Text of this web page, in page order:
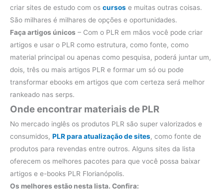
criar sites de estudo com os cursos e muitas outras coisas.
São milhares é milhares de opções e oportunidades.
Faça artigos únicos – Com o PLR em mãos você pode criar
artigos e usar o PLR como estrutura, como fonte, como
material principal ou apenas como pesquisa, poderá juntar um,
dois, três ou mais artigos PLR e formar um só ou pode
transformar ebooks em artigos que com certeza será melhor
rankeado nas serps.
Onde encontrar materiais de PLR
No mercado inglês os produtos PLR são super valorizados e
consumidos, PLR para atualização de sites, como fonte de
produtos para revendas entre outros. Alguns sites da lista
oferecem os melhores pacotes para que você possa baixar
artigos e e-books PLR Florianópolis.
Os melhores estão nesta lista. Confira: